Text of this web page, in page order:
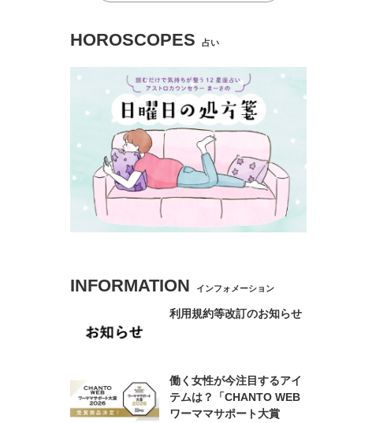
HOROSCOPES 占い
INFORMATION インフォメーション
利用規約等改訂のお知らせ
働く女性が今注目するアイ
テムは？「CHANTO WEB
ワーママサポート大賞